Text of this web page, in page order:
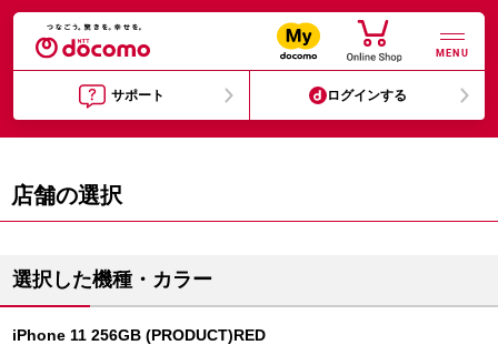
MENU
サポート ログインする
店舗の選択
選択した機種・カラー
iPhone 11 256GB (PRODUCT)RED